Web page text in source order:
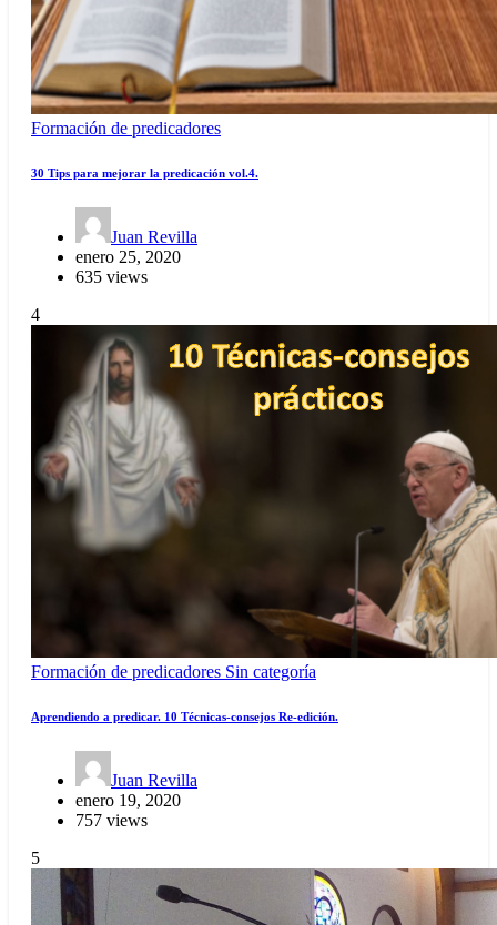
Formación de predicadores
30 Tips para mejorar la predicación vol.4.
Juan Revilla
enero 25, 2020
635 views
4
Formación de predicadores Sin categoría
Aprendiendo a predicar. 10 Técnicas-consejos Re-edición.
Juan Revilla
enero 19, 2020
757 views
5